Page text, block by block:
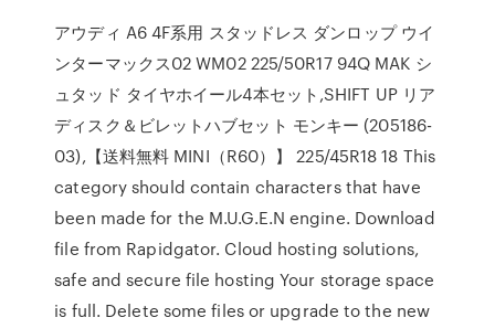
アウディ A6 4F系用 スタッドレス ダンロップ ウイ
ンターマックス02 WM02 225/50R17 94Q MAK シ
ュタッド タイヤホイール4本セット,SHIFT UP リア
ディスク＆ビレットハブセット モンキー (205186-
03),【送料無料 MINI（R60）】 225/45R18 18 This
category should contain characters that have
been made for the M.U.G.E.N engine. Download
file from Rapidgator. Cloud hosting solutions,
safe and secure file hosting Your storage space
is full. Delete some files or upgrade to the new